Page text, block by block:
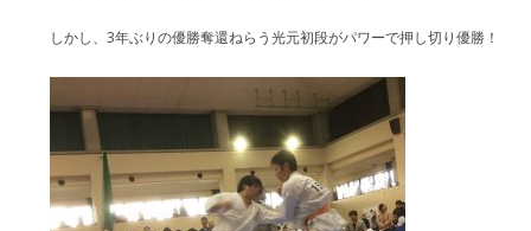
しかし、3年ぶりの優勝奪還ねらう光元初段がパワーで押し切り優勝！